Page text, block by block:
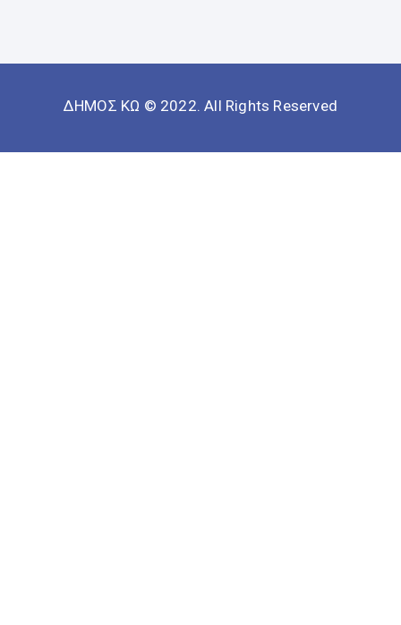
ΔΗΜΟΣ ΚΩ © 2022. All Rights Reserved